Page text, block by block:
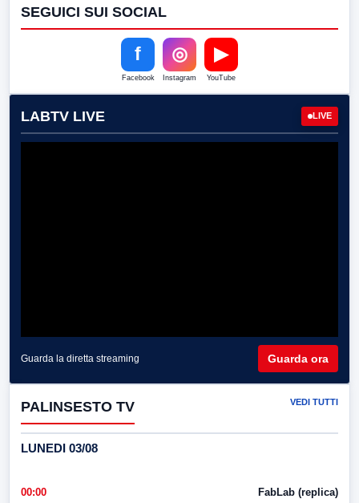
SEGUICI SUI SOCIAL
f
Facebook
◎
Instagram
▶
YouTube
LABTV LIVE LIVE
Guarda la diretta streaming Guarda ora
PALINSESTO TV VEDI TUTTI
LUNEDI 03/08
00:00 FabLab (replica)